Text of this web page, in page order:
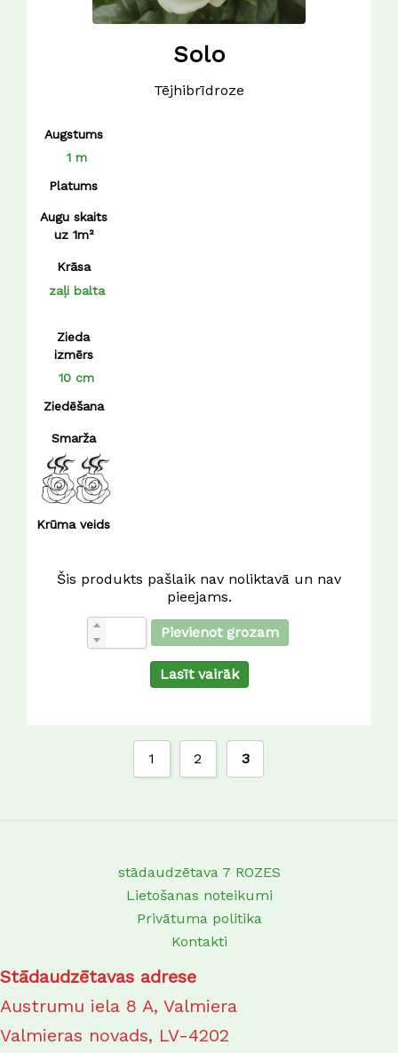
Solo
Tējhibrīdroze
Augstums
1 m
Platums
Augu skaits
uz 1m²
Krāsa
zaļi balta
Zieda
izmērs
10 cm
Ziedēšana
Smarža
Krūma veids
Šis produkts pašlaik nav noliktavā un nav
pieejams.
Pievienot grozam
Lasīt vairāk
1 2 3
stādaudzētava 7 ROZES
Lietošanas noteikumi
Privātuma politika
Kontakti
Stādaudzētavas adrese
Austrumu iela 8 A, Valmiera
Valmieras novads, LV-4202